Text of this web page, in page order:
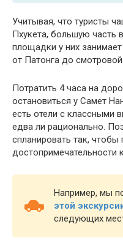
Учитывая, что туристы
Пхукета, большую часть
площадки у них
от Патонга до смотровой
Потратить 4 часа на
остановиться у Самет
есть отели с классными
едва ли рационально.
спланировать так, чтобы
достопримечательности
Например, мы
этой
следующих